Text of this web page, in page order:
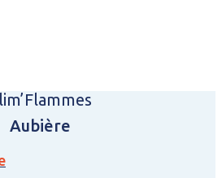
Aubière